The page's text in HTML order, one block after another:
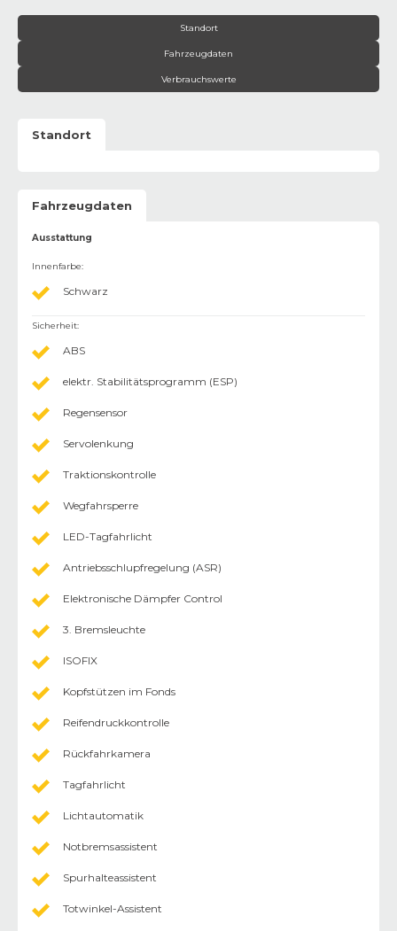
Standort
Fahrzeugdaten
Verbrauchswerte
Standort
Fahrzeugdaten
Ausstattung
Innenfarbe:
Schwarz
Sicherheit:
ABS
elektr. Stabilitätsprogramm (ESP)
Regensensor
Servolenkung
Traktionskontrolle
Wegfahrsperre
LED-Tagfahrlicht
Antriebsschlupfregelung (ASR)
Elektronische Dämpfer Control
3. Bremsleuchte
ISOFIX
Kopfstützen im Fonds
Reifendruckkontrolle
Rückfahrkamera
Tagfahrlicht
Lichtautomatik
Notbremsassistent
Spurhalteassistent
Totwinkel-Assistent